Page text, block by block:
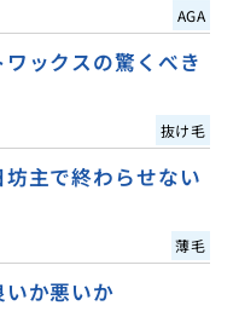
AGA
ックスの驚くべき
抜け毛
主で終わらせない
薄毛
か悪いか